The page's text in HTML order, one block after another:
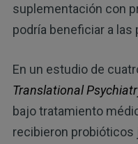
suplementación con
podría beneficiar a
En un estudio de
Translational
bajo tratamiento
recibieron